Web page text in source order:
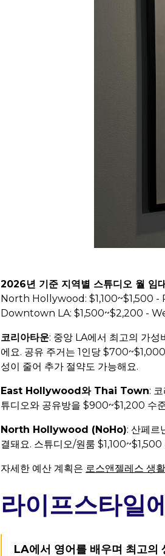
2026년 기준 지역별 스튜디오 월 임
North Hollywood: $1,100~$1,500 -
Downtown LA: $1,500~$2,200 -
코리아타운: 중앙 LA에서 최고의 가
에요. 공유 주거는 1인당
성이 줄어 추가 절약도 가능해요.
East Hollywood와 Thai Town:
튜디오와 공유방을 $900~$1,200 수
North Hollywood (NoHo): 산페르
결돼요. 스튜디오/원룸 $1,100~$1,500
자세한 예산 계획은 로스앤젤레스 생
라이프스타일
LA에서 영어를 배우며 최고의